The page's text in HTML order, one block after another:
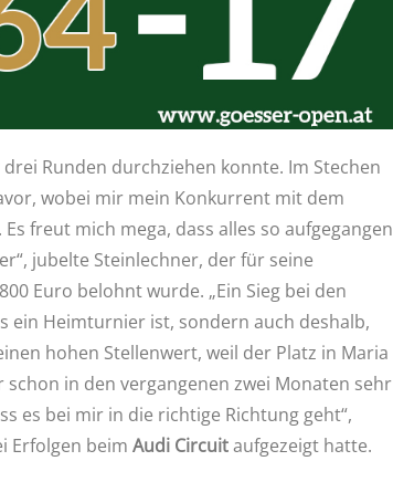
Runden durchziehen konnte. Im Stechen
wobei mir mein Konkurrent mit dem
freut mich mega, dass alles so aufgegangen
jubelte Steinlechner, der für seine
Euro belohnt wurde. „Ein Sieg bei den
ein Heimturnier ist, sondern auch deshalb,
hohen Stellenwert, weil der Platz in Maria
in den vergangenen zwei Monaten sehr
es bei mir in die richtige Richtung geht“,
Erfolgen beim Audi Circuitaufgezeigt hatte.